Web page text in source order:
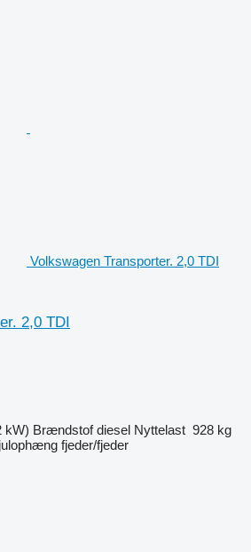
Volkswagen Transporter. 2,0 TDI
2,0 TDI
kW) Brændstof diesel Nyttelast 928 kg
fjeder/fjeder